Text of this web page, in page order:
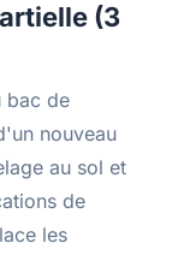
(3
bac de
nouveau
au sol et
de
les